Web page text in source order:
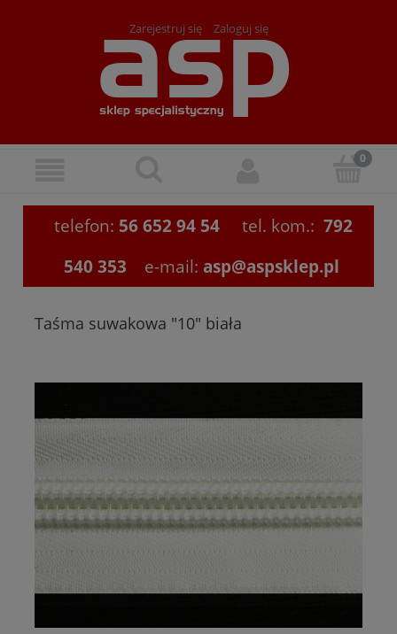
Zarejestruj się Zaloguj się
telefon: 56 652 94 54 tel. kom.: 792
540 353
e-mail: asp@aspsklep.pl
Taśma suwakowa "10" biała